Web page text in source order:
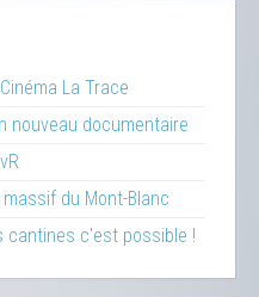
La Trace
nouveau documentaire
du Mont-Blanc
cantines c'est possible !